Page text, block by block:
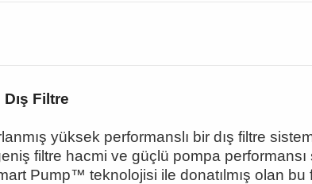
Filtre
yüksek performanslı bir dış filtre
filtre hacmi ve güçlü pompa performansı
Pump™ teknolojisi ile donatılmış olan bu